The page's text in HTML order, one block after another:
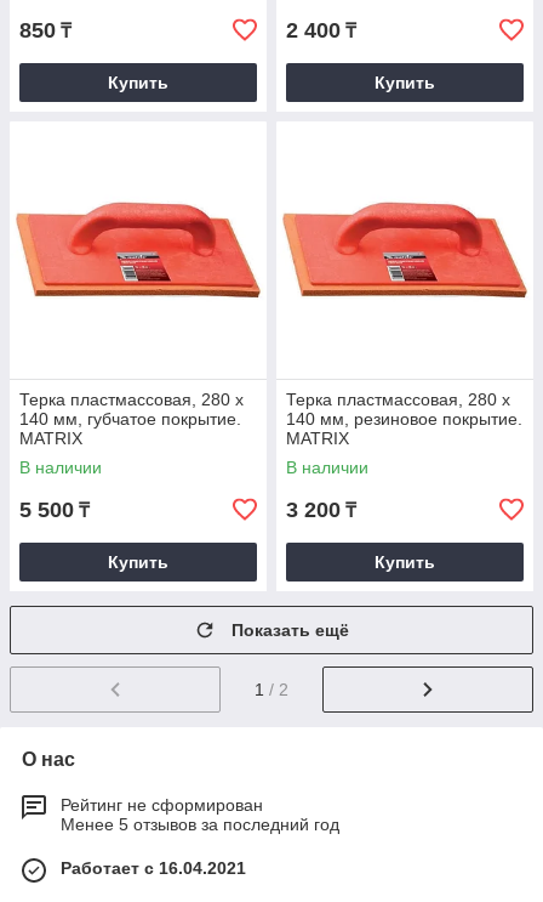
850 ₸
Купить
2 400 ₸
Купить
Терка пластмассовая, 280 х
140 мм, губчатое покрытие.
MATRIX
В наличии
5 500 ₸
Купить
Терка пластмассовая, 280 х
140 мм, резиновое покрытие.
MATRIX
В наличии
3 200 ₸
Купить
Показать ещё
1 / 2
О нас
Рейтинг не сформирован
Менее 5 отзывов за последний год
Работает с 16.04.2021